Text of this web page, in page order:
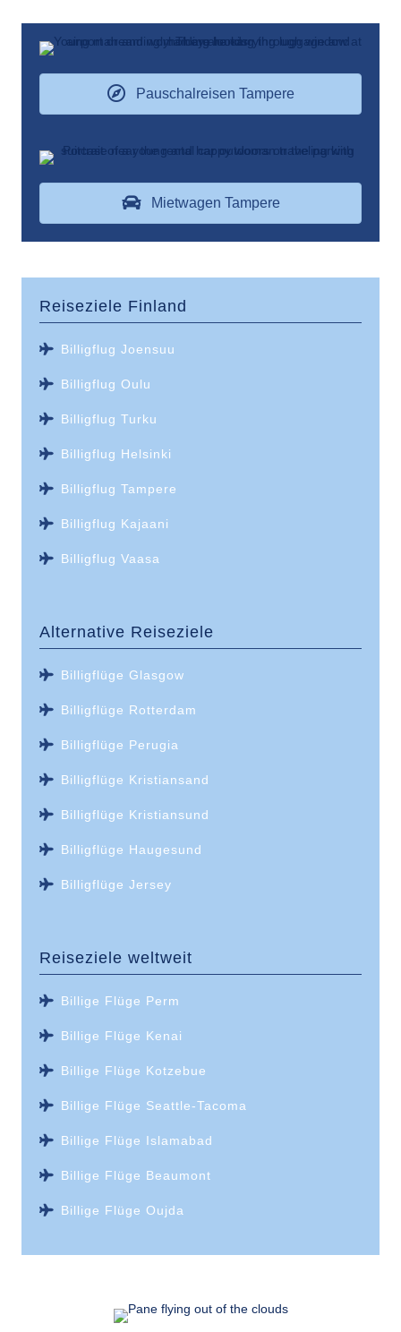
Pauschalreisen Tampere
Mietwagen Tampere
Reiseziele Finland
Billigflug Joensuu
Billigflug Oulu
Billigflug Turku
Billigflug Helsinki
Billigflug Tampere
Billigflug Kajaani
Billigflug Vaasa
Alternative Reiseziele
Billigflüge Glasgow
Billigflüge Rotterdam
Billigflüge Perugia
Billigflüge Kristiansand
Billigflüge Kristiansund
Billigflüge Haugesund
Billigflüge Jersey
Reiseziele weltweit
Billige Flüge Perm
Billige Flüge Kenai
Billige Flüge Kotzebue
Billige Flüge Seattle-Tacoma
Billige Flüge Islamabad
Billige Flüge Beaumont
Billige Flüge Oujda